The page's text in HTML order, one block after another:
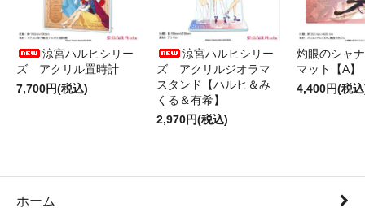
涼宮ハルヒシリー
ズ アクリル置時計
7,700円(税込)
涼宮ハルヒシリー
ズ アクリルジオラマ
スタンド【ハルヒ＆み
くる＆有希】
2,970円(税込)
灼眼のシャ
マット【A】
4,400円(税
ホーム